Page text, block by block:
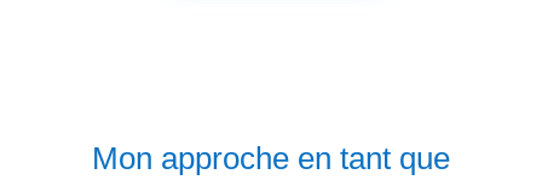
Mon approche en tant que